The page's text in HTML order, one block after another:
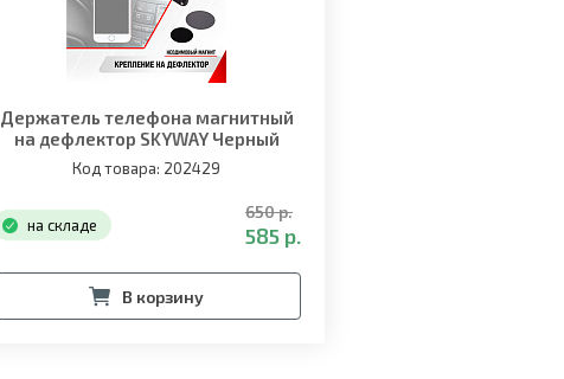
Держатель телефона магнитный
на дефлектор SKYWAY Черный
Код товара: 202429
на складе
650 р.
585 р.
В корзину